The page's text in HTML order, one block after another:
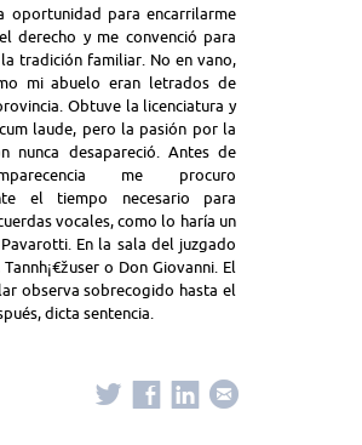
oportunidad para encarrilarme
derecho y me convenció para
tradición familiar. No en vano,
mi abuelo eran letrados de
Obtuve la licenciatura y
laude, pero la pasión por la
nunca desapareció. Antes de
me procuro
el tiempo necesario para
vocales, como lo haría un
En la sala del juzgado
o Don Giovanni. El
observa sobrecogido hasta el
dicta sentencia.